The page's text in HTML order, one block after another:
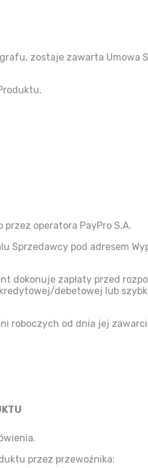
zostaje zawarta Umowa
operatora PayPro S.A.
Sprzedawcy pod adresem
dokonuje zapłaty przed
debetowej lub
roboczych od dnia jej
przez przewoźnika: